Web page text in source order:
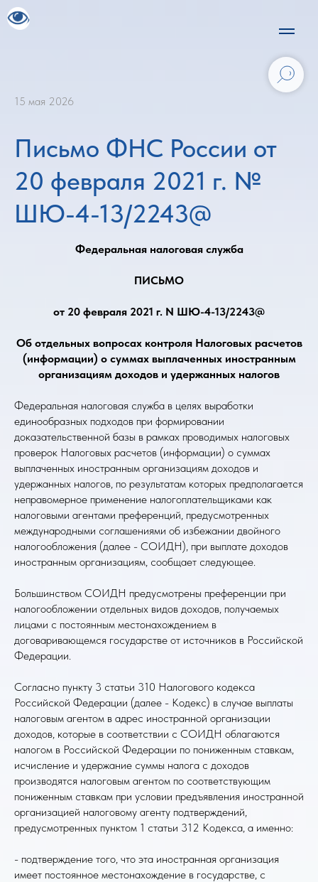
15 мая 2026
Письмо ФНС России от
20 февраля 2021 г. №
ШЮ-4-13/2243@
Федеральная налоговая служба
ПИСЬМО
от 20 февраля 2021 г. N ШЮ-4-13/2243@
Об отдельных вопросах контроля Налоговых расчетов
(информации) о суммах выплаченных иностранным
организациям доходов и удержанных налогов
Федеральная налоговая служба в целях выработки
единообразных подходов при формировании
доказательственной базы в рамках проводимых налоговых
проверок Налоговых расчетов (информации) о суммах
выплаченных иностранным организациям доходов и
удержанных налогов, по результатам которых предполагается
неправомерное применение налогоплательщиками как
налоговыми агентами преференций, предусмотренных
международными соглашениями об избежании двойного
налогообложения (далее - СОИДН), при выплате доходов
иностранным организациям, сообщает следующее.
Большинством СОИДН предусмотрены преференции при
налогообложении отдельных видов доходов, получаемых
лицами с постоянным местонахождением в
договаривающемся государстве от источников в Российской
Федерации.
Согласно пункту 3 статьи 310 Налогового кодекса
Российской Федерации (далее - Кодекс) в случае выплаты
налоговым агентом в адрес иностранной организации
доходов, которые в соответствии с СОИДН облагаются
налогом в Российской Федерации по пониженным ставкам,
исчисление и удержание суммы налога с доходов
производятся налоговым агентом по соответствующим
пониженным ставкам при условии предъявления иностранной
организацией налоговому агенту подтверждений,
предусмотренных пунктом 1 статьи 312 Кодекса, а именно:
- подтверждение того, что эта иностранная организация
имеет постоянное местонахождение в государстве, с